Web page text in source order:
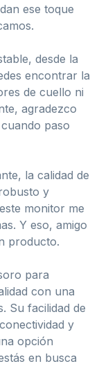
ese toque
desde la
encontrar la
de cuello ni
agradezco
paso
la calidad de
y
monitor me
Y eso, amigo
producto.
para
con una
Su facilidad de
y
opción
en busca